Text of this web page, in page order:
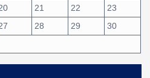
21 22
23
28 29
30